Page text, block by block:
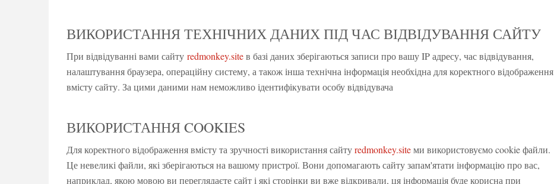
ВИКОРИСТАННЯ ТЕХНІЧНИХ ДАНИХ ПІД ЧАС ВІДВІДУВАННЯ САЙТУ
При відвідуванні вами сайту redmonkey.siteв базі даних зберігаються записи про вашу IP адресу, час відвідування,
налаштування браузера, операційну систему, а також інша технічна інформація необхідна для коректного відображення
вмісту сайту. За цими даними нам неможливо ідентифікувати особу відвідувача
ВИКОРИСТАННЯ COOKIES
Для коректного відображення вмісту та зручності використання сайтуredmonkey.siteми використовуємо cookie файли.
Це невеликі файли, які зберігаються на вашому пристрої. Вони допомагають сайту запам'ятати інформацію про вас,
наприклад, якою мовою ви переглядаєте сайт і які сторінки ви вже відкривали, ця інформація буде корисна при